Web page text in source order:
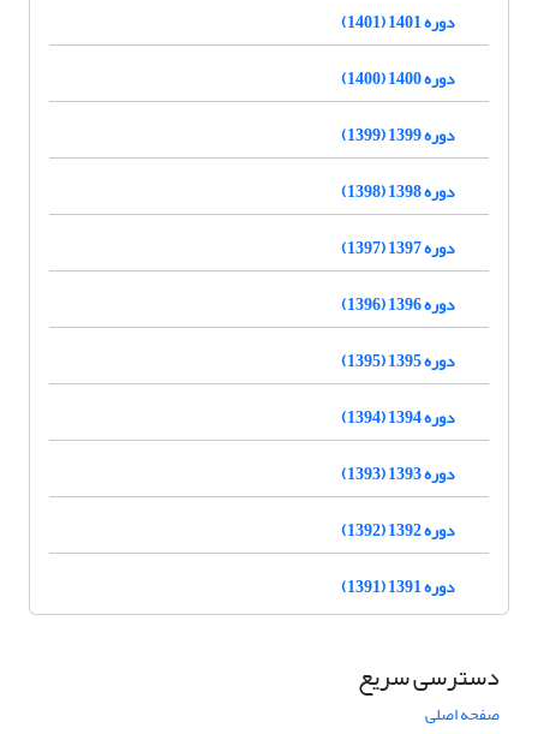
دوره 1401 (1401)
دوره 1400 (1400)
دوره 1399 (1399)
دوره 1398 (1398)
دوره 1397 (1397)
دوره 1396 (1396)
دوره 1395 (1395)
دوره 1394 (1394)
دوره 1393 (1393)
دوره 1392 (1392)
دوره 1391 (1391)
دسترسی سریع
صفحه اصلی